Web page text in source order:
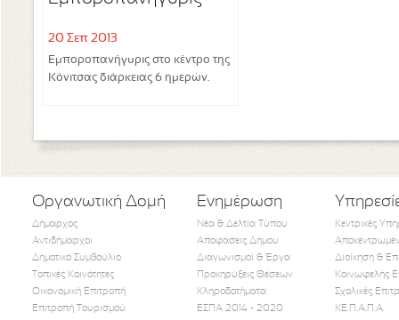
20 Σεπ 2013
Εμποροπανήγυρις στο κέντρο της
Κόνιτσας διάρκειας 6 ημερών.
Οργανωτική Δομή
Δήμαρχος
Αντιδήμαρχοι
Δημοτικό Συμβούλιο
Τοπικές Κοινότητες
Οικονομική Επιτροπή
Επιτροπή Τουρισμού
Ενημέρωση
Νέα & Δελτία Τύπου
Αποφάσεις Δήμου
Διαγωνισμοί & Έργα
Προκηρύξεις Θέσεων
Κληροδοτήματα
ΕΣΠΑ 2014 - 2020
Κεντρικές
Διοίκηση &
Κοινωφελής
Σχολικές
ΚΕ.Π.Α.Π.Α.
Follow Us